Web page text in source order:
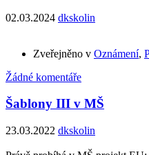
02.03.2024 dkskolin
Zveřejněno v Oznámení,
Žádné komentáře
Šablony III v MŠ
23.03.2022 dkskolin